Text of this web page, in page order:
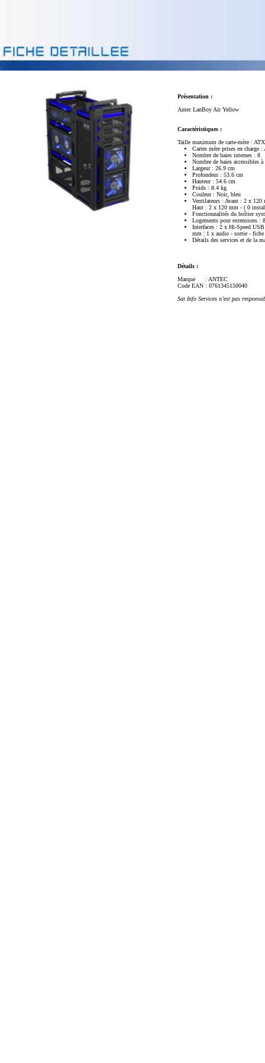
Présentation :
Antec LanBoy Air Yellow
Caractéristiques :
Taille maximum de carte-mère : ATX
Cartes mère prises en
Nombre de baies internes : 8
Nombre de baies accessibles
Largeur : 26.9 cm
Profondeur : 53.6 cm
Hauteur : 54.6 cm
Poids : 8.4 kg
Couleur : Noir, bleu
Ventilateurs : Avant : 2 x 120
Haut : 2 x 120 mm - ( 0
Fonctionnalités du boîtier
Logements pour extensions :
Interfaces : 2 x Hi-Speed
mm ¦ 1 x audio - sortie -
Détails des services et de la
Détails :
Marque
: ANTEC
Code EAN : 0761345150040
Sat Info Services n’est pas